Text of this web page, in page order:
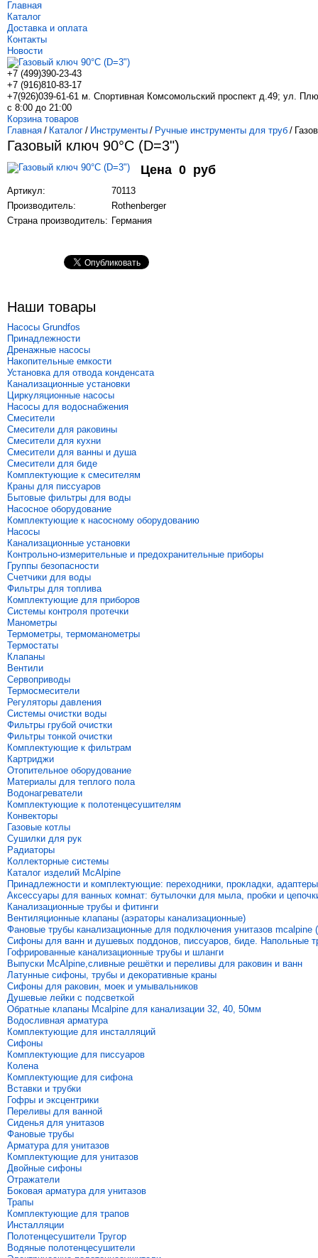
Главная
Каталог
Доставка и оплата
Контакты
Новости
+7 (499)390-23-43
+7 (916)810-83-17
+7(926)039-61-61 м. Спортивная Комсомольский проспект д.49; ул.
с 8:00 до 21:00
Корзина товаров
Главная / Каталог / Инструменты / Ручные инструменты для труб /
Газовый ключ 90°С (D=3")
Цена 0 руб
Артикул:
70113
Производитель:
Rothenberger
Страна производитель: Германия
Наши товары
Насосы Grundfos
Принадлежности
Дренажные насосы
Накопительные емкости
Установка для отвода конденсата
Канализационные установки
Циркуляционные насосы
Насосы для водоснабжения
Смесители
Смесители для раковины
Смесители для кухни
Смесители для ванны и душа
Смесители для биде
Комплектующие к смесителям
Краны для писсуаров
Бытовые фильтры для воды
Насосное оборудование
Комплектующие к насосному оборудованию
Насосы
Канализационные установки
Контрольно-измерительные и предохранительные приборы
Группы безопасности
Счетчики для воды
Фильтры для топлива
Комплектующие для приборов
Системы контроля протечки
Манометры
Термометры, термоманометры
Термостаты
Клапаны
Вентили
Сервоприводы
Термосмесители
Регуляторы давления
Системы очистки воды
Фильтры грубой очистки
Фильтры тонкой очистки
Комплектующие к фильтрам
Картриджи
Отопительное оборудование
Материалы для теплого пола
Водонагреватели
Комплектующие к полотенцесушителям
Конвекторы
Газовые котлы
Сушилки для рук
Радиаторы
Коллекторные системы
Каталог изделий McAlpine
Принадлежности и комплектующие: переходники, прокладки, адаптеры
Аксессуары для ванных комнат: бутылочки для мыла, пробки и
Канализационные трубы и фитинги
Вентиляционные клапаны (аэраторы канализационные)
Фановые трубы канализационные для подключения унитазов mcalpine
Сифоны для ванн и душевых поддонов, писсуаров, биде. Напольные
Гофрированные канализационные трубы и шланги
Выпуски McAlpine,сливные решётки и переливы для раковин и ванн
Латунные сифоны, трубы и декоративные краны
Сифоны для раковин, моек и умывальников
Душевые лейки с подсветкой
Обратные клапаны Mcalpine для канализации 32, 40, 50мм
Водосливная арматура
Комплектующие для инсталляций
Сифоны
Комплектующие для писсуаров
Колена
Комплектующие для сифона
Вставки и трубки
Гофры и эксцентрики
Переливы для ванной
Сиденья для унитазов
Фановые трубы
Арматура для унитазов
Комплектующие для унитазов
Двойные сифоны
Отражатели
Боковая арматура для унитазов
Трапы
Комплектующие для трапов
Инсталляции
Полотенцесушители Тругор
Водяные полотенцесушители